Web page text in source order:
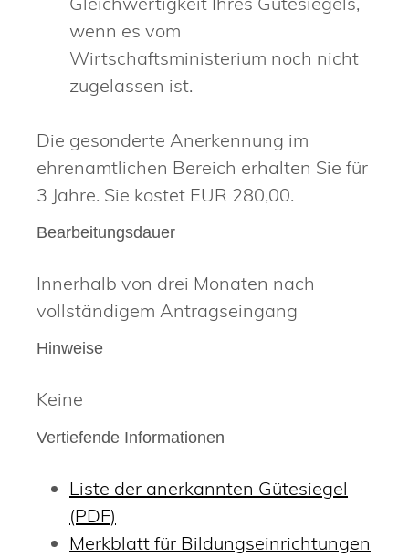
wenn es vom
Wirtschaftsministerium noch nicht
zugelassen ist.
Die gesonderte Anerkennung im
ehrenamtlichen Bereich erhalten Sie für
3 Jahre. Sie kostet EUR 280,00.
Bearbeitungsdauer
Innerhalb von drei Monaten nach
vollständigem Antragseingang
Hinweise
Keine
Vertiefende Informationen
Liste der anerkannten Gütesiegel
(PDF)
Merkblatt für Bildungseinrichtungen